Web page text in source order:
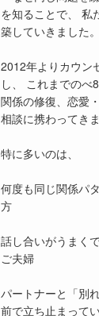
を知ることで、 私
築していきました。
2012年よりカウン
し、 これまでのべ
関係の修復、恋愛
相談に携わってきま
特に多いのは、
何度も同じ関係パ
方
話し合いがうまく
ご夫婦
パートナーと「別
前で立ち止まって